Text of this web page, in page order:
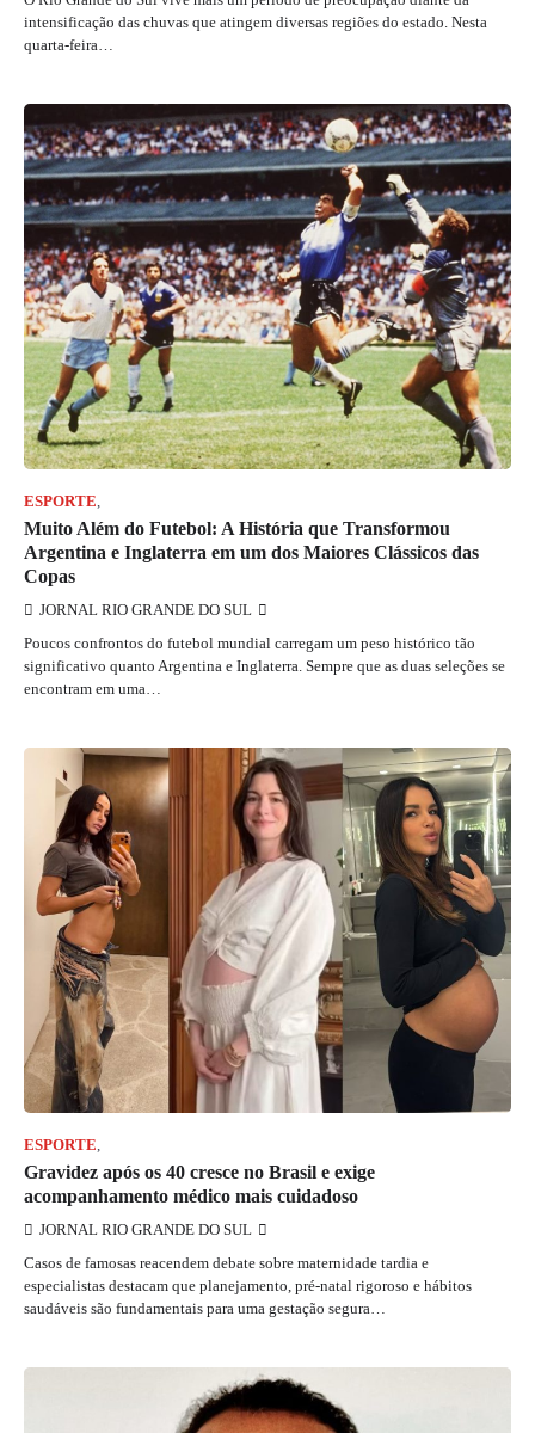
intensificação das chuvas que atingem diversas regiões do estado. Nesta
quarta-feira…
ESPORTE
Muito Além do Futebol: A História que Transformou
Argentina e Inglaterra em um dos Maiores Clássicos das
Copas
JORNAL RIO GRANDE DO SUL
Poucos confrontos do futebol mundial carregam um peso histórico tão
significativo quanto Argentina e Inglaterra. Sempre que as duas seleções se
encontram em uma…
ESPORTE
Gravidez após os 40 cresce no Brasil e exige
acompanhamento médico mais cuidadoso
JORNAL RIO GRANDE DO SUL
Casos de famosas reacendem debate sobre maternidade tardia e
especialistas destacam que planejamento, pré-natal rigoroso e hábitos
saudáveis são fundamentais para uma gestação segura…